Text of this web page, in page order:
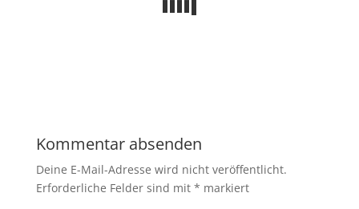
Kommentar absenden
Deine E-Mail-Adresse wird nicht veröffentlicht.
Erforderliche Felder sind mit * markiert